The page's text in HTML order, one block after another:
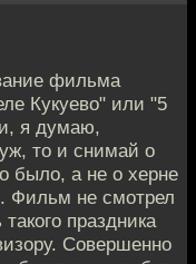
фильма
Кукуево" или "5
я думаю,
то и снимай о
было, а не о херне
Фильм не смотрел
праздника
Совершенно